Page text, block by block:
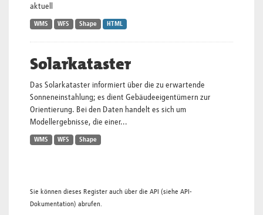
aktuell
WMS WFS Shape HTML
Solarkataster
Das Solarkataster informiert über die zu erwartende
Sonneneinstahlung; es dient Gebäudeeigentümern zur
Orientierung. Bei den Daten handelt es sich um
Modellergebnisse, die einer...
WMS WFS Shape
Sie können dieses Register auch über die API (siehe API-
Dokumentation) abrufen.